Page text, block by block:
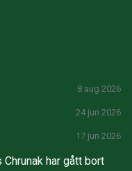
8 aug 2026
24 jun 2026
17 jun 2026
har gått bort